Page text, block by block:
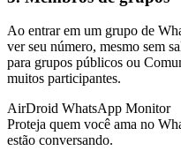
Ao entrar em um grupo de
ver seu número, mesmo sem
para grupos públicos ou
muitos participantes.
AirDroid WhatsApp Monitor
Proteja quem você ama no
estão conversando.